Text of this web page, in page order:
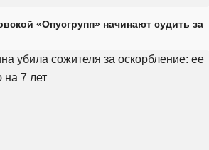
«Опусгрупп» начинают судить за